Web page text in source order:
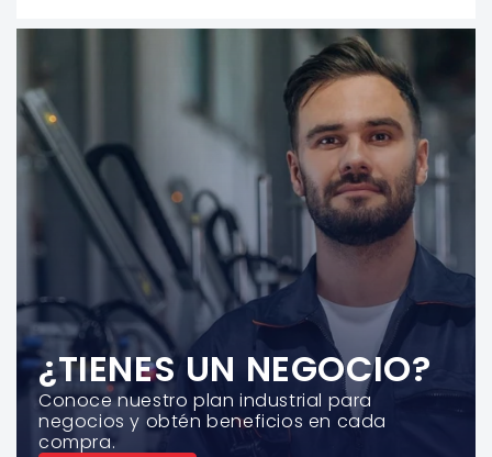
¿TIENES UN NEGOCIO?
Conoce nuestro plan industrial para
negocios y obtén beneficios en cada
compra.